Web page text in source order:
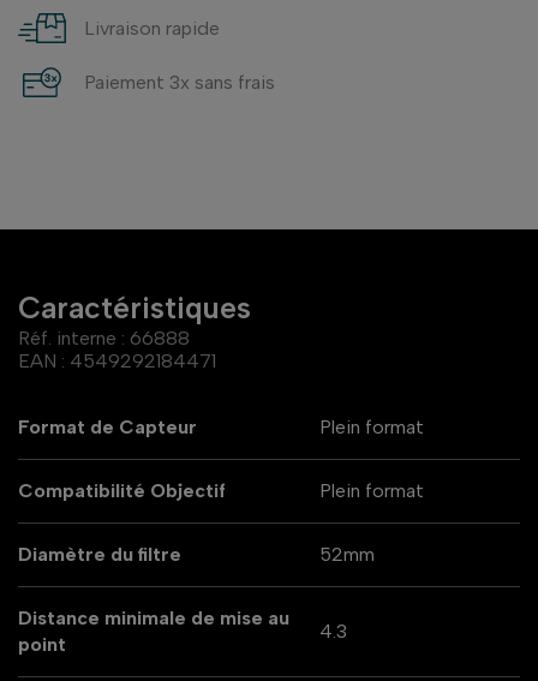
Livraison rapide
Paiement 3x sans frais
Caractéristiques
Réf. interne : 66888
EAN : 4549292184471
Format de Capteur Plein format
Compatibilité Objectif Plein format
Diamètre du filtre 52mm
Distance minimale de mise au
point
4.3